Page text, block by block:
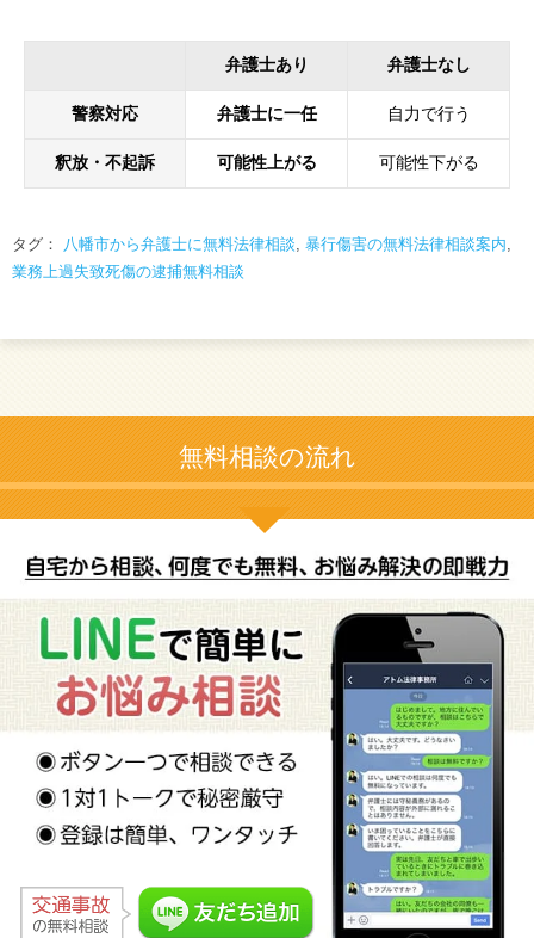
弁護士あり 弁護士なし
警察対応 弁護士に一任 自力で行う
釈放・不起訴 可能性上がる 可能性下がる
タグ： 八幡市から弁護士に無料法律相談, 暴行傷害の無料法律相談案内,
業務上過失致死傷の逮捕無料相談
無料相談の流れ